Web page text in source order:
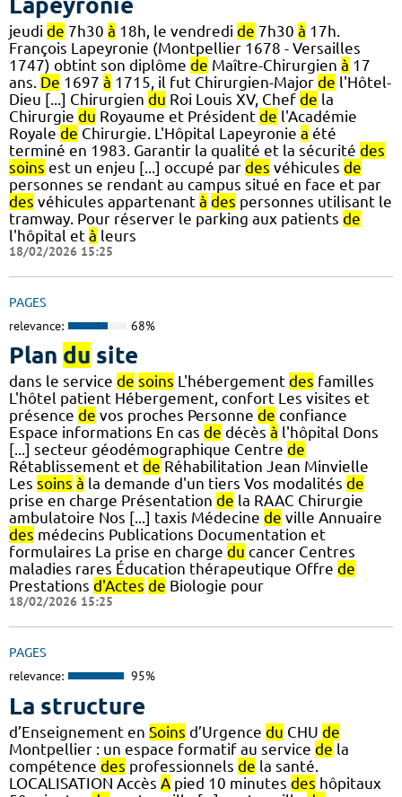
jeudi de 7h30 à 18h, le vendredi de 7h30 à 17h.
François Lapeyronie (Montpellier 1678 - Versailles
1747) obtint son diplôme de Maître-Chirurgien à 17
ans. De 1697 à 1715, il fut Chirurgien-Major de l'Hôtel-
Dieu [...] Chirurgien du Roi Louis XV, Chef de la
Chirurgie du Royaume et Président de l'Académie
Royale de Chirurgie. L'Hôpital Lapeyronie a été
terminé en 1983. Garantir la qualité et la sécurité des
soins est un enjeu [...] occupé par des véhicules de
personnes se rendant au campus situé en face et par
des véhicules appartenant à des personnes utilisant le
tramway. Pour réserver le parking aux patients de
l'hôpital et à leurs
18/02/2026 15:25
PAGES
relevance: 68%
Plan du site
dans le service de soins L'hébergement des familles
L'hôtel patient Hébergement, confort Les visites et
présence de vos proches Personne de confiance
Espace informations En cas de décès à l'hôpital Dons
[...] secteur géodémographique Centre de
Rétablissement et de Réhabilitation Jean Minvielle
Les soins à la demande d'un tiers Vos modalités de
prise en charge Présentation de la RAAC Chirurgie
ambulatoire Nos [...] taxis Médecine de ville Annuaire
des médecins Publications Documentation et
formulaires La prise en charge du cancer Centres
maladies rares Éducation thérapeutique Offre de
Prestations d'Actes de Biologie pour
18/02/2026 15:25
PAGES
relevance: 95%
La structure
d’Enseignement en Soins d’Urgence du CHU de
Montpellier : un espace formatif au service de la
compétence des professionnels de la santé.
LOCALISATION Accès A pied 10 minutes des hôpitaux